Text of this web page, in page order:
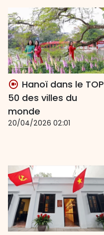
Hanoï dans le TOP
50 des villes du
monde
20/04/2026 02:01